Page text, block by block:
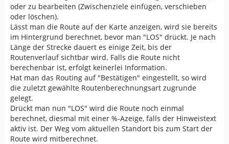
oder zu bearbeiten (Zwischenziele einfügen, verschieben
oder löschen).
Lässt man die Route auf der Karte anzeigen, wird sie bereits
im Hintergrund berechnet, bevor man "LOS" drückt. Je nach
Länge der Strecke dauert es einige Zeit, bis der
Routenverlauf sichtbar wird. Falls die Route nicht
berechenbar ist, erfolgt keinerlei Information.
Hat man das Routing auf "Bestätigen" eingestellt, so wird
die zuletzt gewählte Routenberechnungsart zugrunde
gelegt.
Drückt man nun "LOS" wird die Route noch einmal
berechnet, diesmal mit einer %-Azeige, falls der Hinweistext
aktiv ist. Der Weg vom aktuellen Standort bis zum Start der
Route wird mitberechnet.